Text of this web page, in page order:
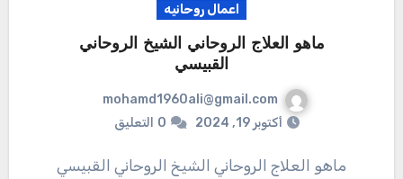
اعمال روحانيه
ماهو العلاج الروحاني الشيخ الروحاني
القبيسي
mohamd1960ali@gmail.com
أكتوبر 19, 2024
0 التعليق
ماهو العلاج الروحاني الشيخ الروحاني القبيسي